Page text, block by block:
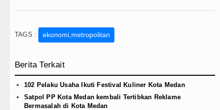
TAGS : ekonomi,metropolitan
Berita Terkait
102 Pelaku Usaha Ikuti Festival Kuliner Kota Medan
Satpol PP Kota Medan kembali Tertibkan Reklame
Bermasalah di Kota Medan